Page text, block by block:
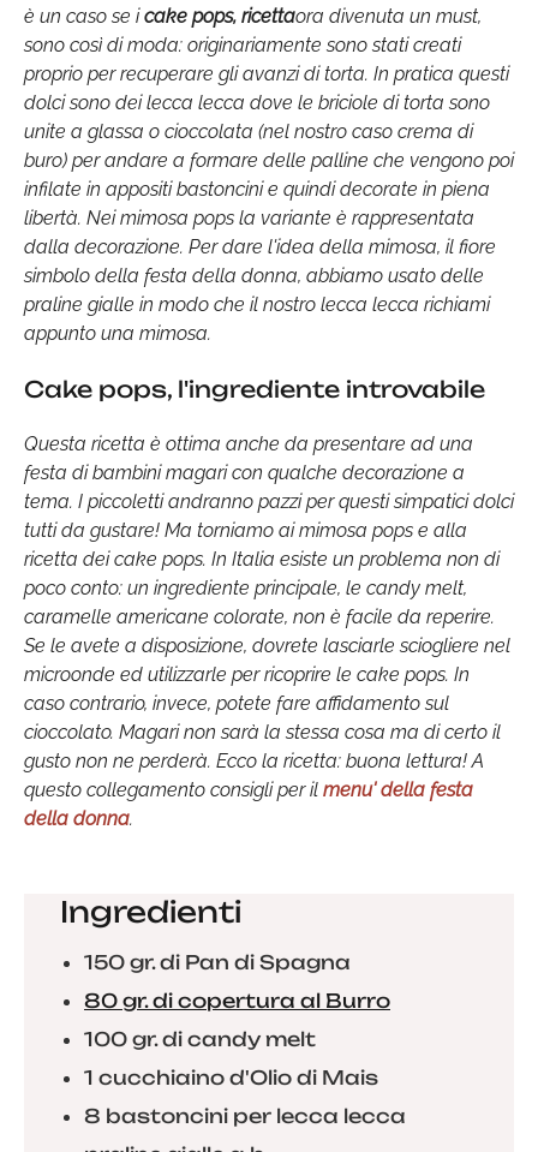
è un caso se icake pops, ricettaora divenuta un must,
sono così di moda: originariamente sono stati creati
proprio per recuperare gli avanzi di torta. In pratica questi
dolci sono dei lecca lecca dove le briciole di torta sono
unite a glassa o cioccolata (nel nostro caso crema di
buro) per andare a formare delle palline che vengono poi
infilate in appositi bastoncini e quindi decorate in piena
libertà. Nei mimosa pops la variante è rappresentata
dalla decorazione. Per dare l'idea della mimosa, il fiore
simbolo della festa della donna, abbiamo usato delle
praline gialle in modo che il nostro lecca lecca richiami
appunto una mimosa.
Cake pops, l'ingrediente introvabile
Questa ricetta è ottima anche da presentare ad una
festa di bambini magari con qualche decorazione a
tema. I piccoletti andranno pazzi per questi simpatici dolci
tutti da gustare! Ma torniamo ai mimosa pops e alla
ricetta dei cake pops. In Italia esiste un problema non di
poco conto: un ingrediente principale, le candy melt,
caramelle americane colorate, non è facile da reperire.
Se le avete a disposizione, dovrete lasciarle sciogliere nel
microonde ed utilizzarle per ricoprire le cake pops. In
caso contrario, invece, potete fare affidamento sul
cioccolato. Magari non sarà la stessa cosa ma di certo il
gusto non ne perderà. Ecco la ricetta: buona lettura! A
questo collegamento consigli per il menu' della festa
della donna.
Ingredienti
150 gr. di Pan di Spagna
80 gr. di copertura al Burro
100 gr. di candy melt
1 cucchiaino d'Olio di Mais
8 bastoncini per lecca lecca